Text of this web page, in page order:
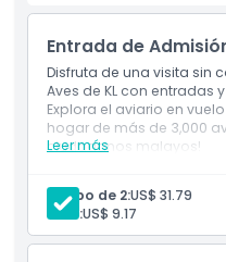
No te pierdas las
puedes interactuar con
hay emocionantes shows
durante el día. Cuando
el Bar de Sándwiches o
el coco fresco en uno de
ofrece una mezcla
Aspectos Destacados
Entrada de
Disfruta de una visita sin
Aves de KL con
Explora el aviario en
hogar de más de 3,000
ciudadanos malayos!
Leer más
Grupo de 2:US$ 31.79
Niño:US$ 9.17